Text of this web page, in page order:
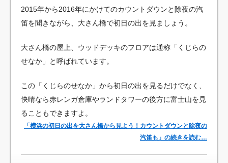
2015年から2016年にかけてのカウントダウンと除夜の汽
笛を聞きながら、大さん橋で初日の出を見ましょう。
大さん橋の屋上、ウッドデッキのフロアは通称「くじらの
せなか」と呼ばれています。
この「くじらのせなか」から初日の出を見るだけでなく、
快晴なら赤レンガ倉庫やランドタワーの後方に富士山を見
ることもできますよ。
「横浜の初日の出を大さん橋から見よう！カウントダウンと除夜の
汽笛も」の続きを読む…